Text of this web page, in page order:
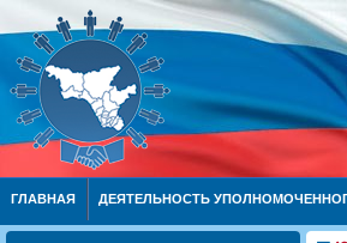
ГЛАВНАЯ ДЕЯТЕЛЬНОСТЬ